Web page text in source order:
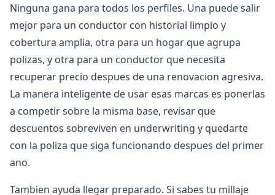
Ninguna gana para todos los perfiles. Una puede salir
mejor para un conductor con historial limpio y
cobertura amplia, otra para un hogar que agrupa
polizas, y otra para un conductor que necesita
recuperar precio despues de una renovacion agresiva.
La manera inteligente de usar esas marcas es ponerlas
a competir sobre la misma base, revisar que
descuentos sobreviven en underwriting y quedarte
con la poliza que siga funcionando despues del primer
ano.
Tambien ayuda llegar preparado. Si sabes tu millaje